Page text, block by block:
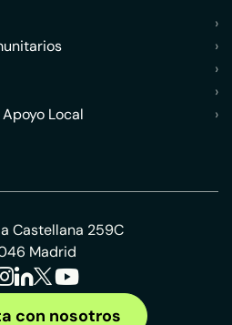
›
›
›
›
Local
›
Castellana 259C
Madrid
con nosotros